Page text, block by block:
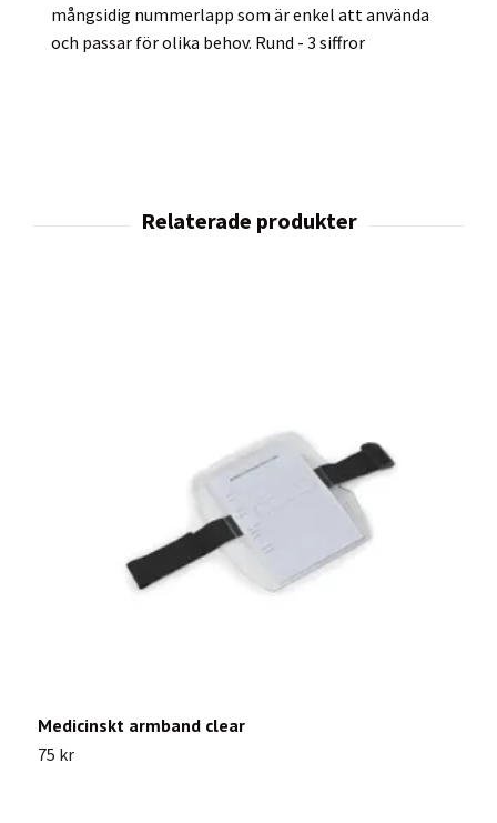
mångsidig nummerlapp som är enkel att använda
och passar för olika behov. Rund - 3 siffror
Medicinskt armband clear
75 kr